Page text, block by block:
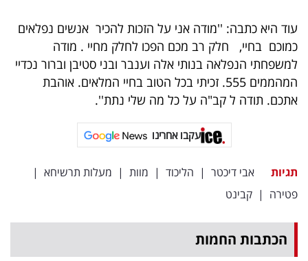
באייס
עקבו
אחרינו:
עוד היא כתבה: ''מודה אני על הזכות להכיר אנשים נפלאים
כמוכם בחיי, חלק רב מכם הפכו לחלק מחיי . מודה
למשפחתי הנפלאה בנותי אלה וענבר ובני סטיבן וברור נכדיי
המהממים 555. זכיתי בכל הטוב בחיי המלאים. אוהבת
אתכם. תודה ל קב"ה על כל מה שלי נתת''.
עקבו אחרינו
תגיות אבי דיכטר | הליכוד | מוות | מעלות תרשיחא |
פטירה | קבינט
הכתבות החמות